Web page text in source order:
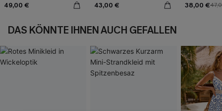
49,00 € 43,00 € 38,00 €
DAS KÖNNTE IHNEN AUCH GEFALLEN